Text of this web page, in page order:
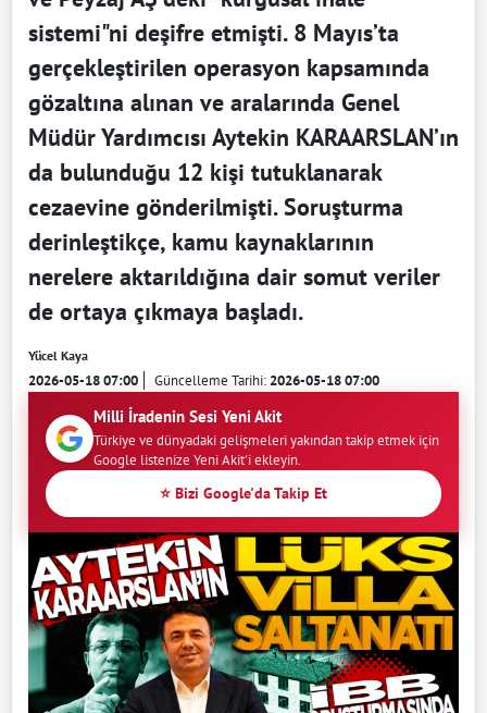
sistemi"ni deşifre etmişti. 8 Mayıs’ta
gerçekleştirilen operasyon kapsamında
gözaltına alınan ve aralarında Genel
Müdür Yardımcısı Aytekin KARAARSLAN’ın
da bulunduğu 12 kişi tutuklanarak
cezaevine gönderilmişti. Soruşturma
derinleştikçe, kamu kaynaklarının
nerelere aktarıldığına dair somut veriler
de ortaya çıkmaya başladı.
Yücel Kaya
2026-05-18 07:00 Güncelleme Tarihi:2026-05-18 07:00
Milli İradenin Sesi Yeni Akit
Türkiye ve dünyadaki gelişmeleri yakından takip etmek için
Google listenize Yeni Akit'i ekleyin.
⭐ Bizi Google'da Takip Et